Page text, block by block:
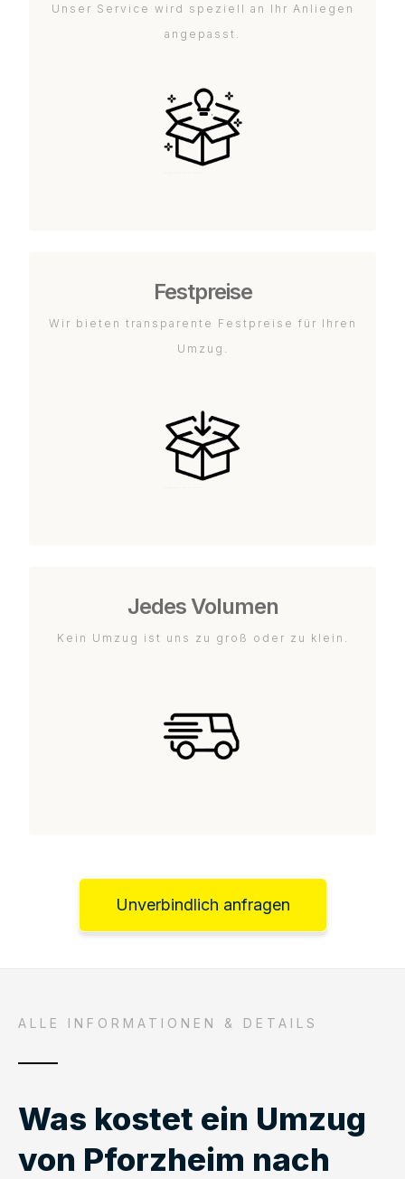
Unser Service wird speziell an Ihr Anliegen
angepasst.
Festpreise
Wir bieten transparente Festpreise für Ihren
Umzug.
Jedes Volumen
Kein Umzug ist uns zu groß oder zu klein.
Unverbindlich anfragen
ALLE INFORMATIONEN & DETAILS
Was kostet ein Umzug
von Pforzheim nach